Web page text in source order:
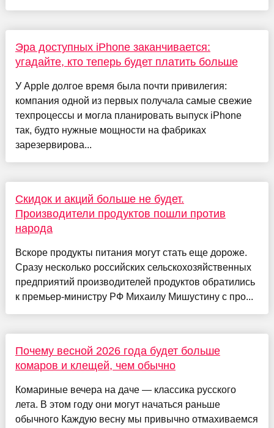
Эра доступных iPhone заканчивается:
угадайте, кто теперь будет платить больше
У Apple долгое время была почти привилегия:
компания одной из первых получала самые свежие
техпроцессы и могла планировать выпуск iPhone
так, будто нужные мощности на фабриках
зарезервирова...
Скидок и акций больше не будет.
Производители продуктов пошли против
народа
Вскоре продукты питания могут стать еще дороже.
Сразу несколько российских сельскохозяйственных
предприятий производителей продуктов обратились
к премьер-министру РФ Михаилу Мишустину с про...
Почему весной 2026 года будет больше
комаров и клещей, чем обычно
Комариные вечера на даче — классика русского
лета. В этом году они могут начаться раньше
обычного Каждую весну мы привычно отмахиваемся